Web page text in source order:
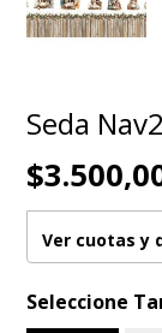
Seda
Ver cuotas y
Seleccione